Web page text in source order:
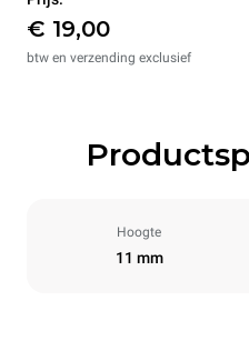
€ 19,00
btw en verzending exclusief
Hoogte
11 mm